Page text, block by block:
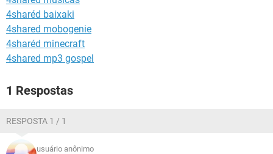
4sharéd baixaki
4shared mobogenie
4sharéd minecraft
4shared mp3 gospel
1 Respostas
RESPOSTA 1 / 1
usuário anônimo